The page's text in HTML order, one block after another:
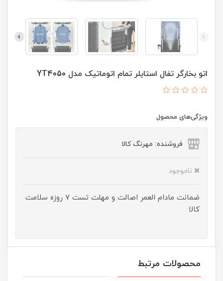
اتو بخارگر تفال استایلر تمام اتوماتیک مدل YT4050
ویژگی‌های محصول
فروشنده: مهرنگ کالا
ناموجود
ضمانت مادام العمر اصالت و مهلت تست ۷ روزه سلامت
کالا
محصولات مرتبط